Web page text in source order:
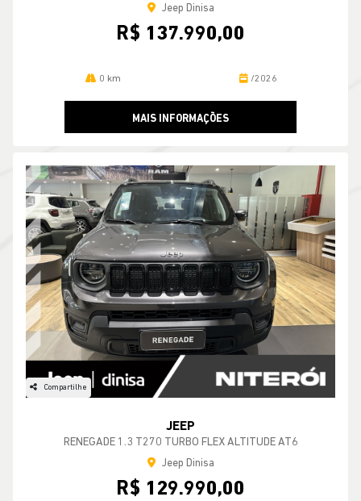
Jeep Dinisa
R$ 137.990,00
0 km /2026
MAIS INFORMAÇÕES
Compartilhe
JEEP
RENEGADE 1.3 T270 TURBO FLEX ALTITUDE AT6
Jeep Dinisa
R$ 129.990,00